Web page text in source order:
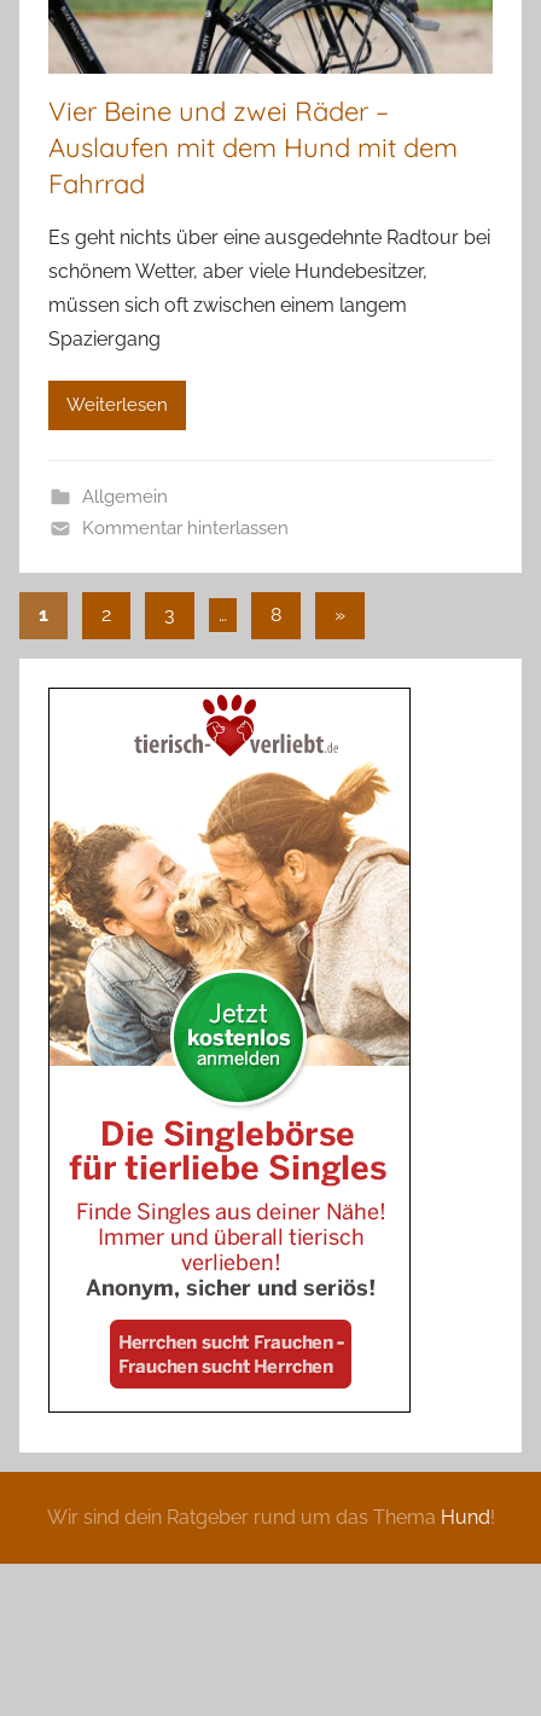
Vier Beine und zwei Räder –
Auslaufen mit dem Hund mit dem
Fahrrad
Es geht nichts über eine ausgedehnte Radtour bei
schönem Wetter, aber viele Hundebesitzer,
müssen sich oft zwischen einem langem
Spaziergang
Weiterlesen
Allgemein
Kommentar hinterlassen
Seitennummerierung
der
Beiträge
1 2 3 … 8
Nächste
Beiträge
»
Wir sind dein Ratgeber rund um das Thema Hund!